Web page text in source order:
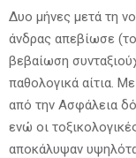
Δυο μήνες μετά τη
άνδρας απεβίωσε
βεβαίωση
παθολογικά αίτια.
από την Ασφάλεια
ενώ οι
αποκάλυψαν